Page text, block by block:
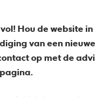
Hou de website
van een
op met de